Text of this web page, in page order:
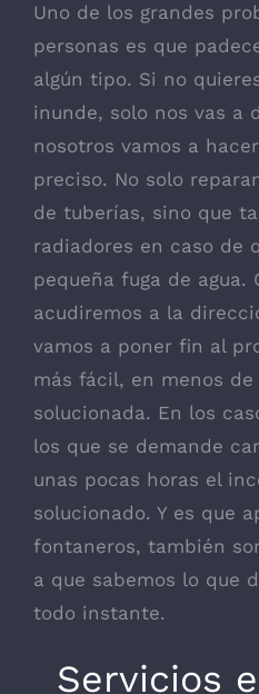
Uno de los grandes
personas es que
algún tipo. Si no
inunde, solo nos vas a
nosotros vamos a
preciso. No solo
de tuberías, sino que
radiadores en caso de
pequeña fuga de agua.
acudiremos a la
vamos a poner fin al
más fácil, en menos
solucionada. En los
los que se demande
unas pocas horas el
solucionado. Y es que
fontaneros, también
a que sabemos lo que
todo instante.
Servicios